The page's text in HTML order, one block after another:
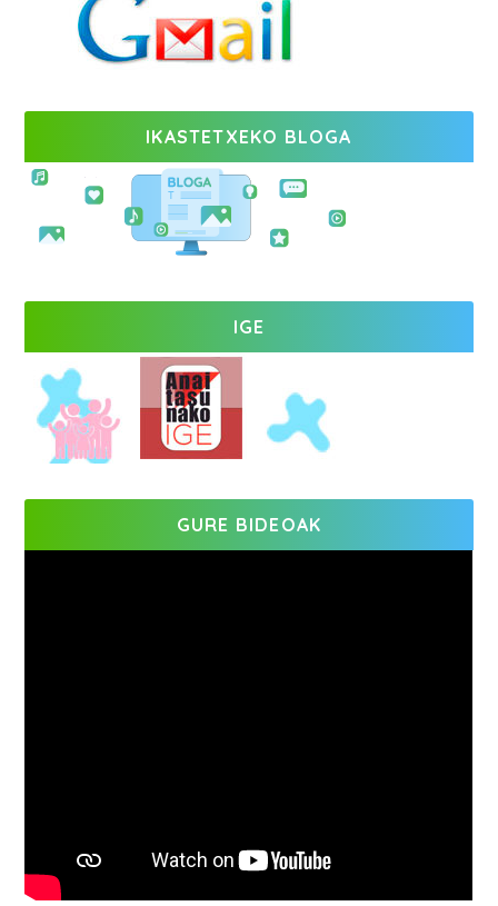
IKASTETXEKO BLOGA
IGE
GURE BIDEOAK